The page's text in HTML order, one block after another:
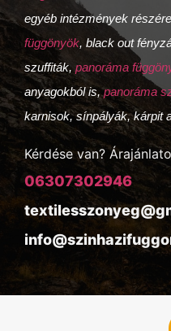
egyéb intézmények
függönyök, black out
szuffiták, panoráma
anyagokból is,panoráma
karnisok, sínpályák, kárpit
Kérdése van?
06307302946